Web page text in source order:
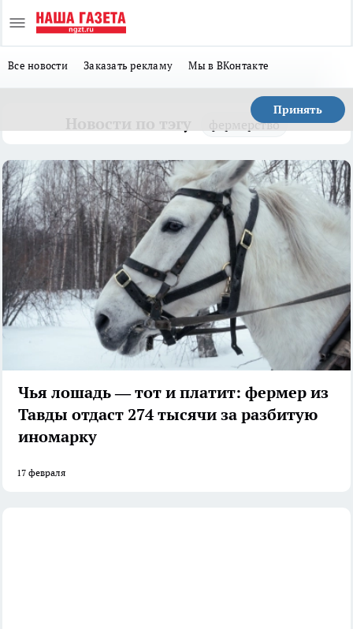
Все новости Заказать рекламу Мы в ВКонтакте
Принять
фермерство
Чья лошадь — тот и платит: фермер из
Тавды отдаст 274 тысячи за разбитую
иномарку
17 февраля